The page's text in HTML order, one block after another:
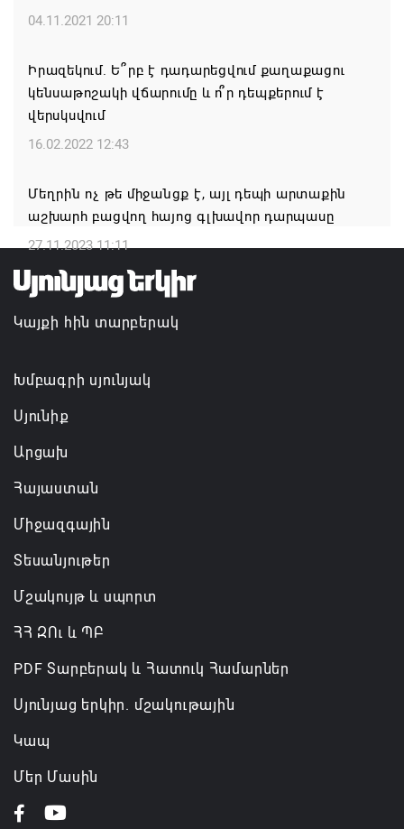
Լուկաշենկոն
ՀՀ ԱԱԾ սահմանապահ զորքերի
պատվիրակությունն այցելել է Լիտվայի
Հանրապետություն
Գարեգին Բ-ի և եպիսկոպոսների գործով
դատավորն ինքնաբացարկ է հայտնել
07.08.2026 16:55
Թուրքիան, Սաուդյան Արաբիան և Պակիստանը
04.11.2021 20:11
Իրազեկում. Ե՞րբ է դադարեցվում քաղաքացու
կենսաթոշակի վճարումը և ո՞ր դեպքերում է
վերսկսվում
16.02.2022 12:43
Մեղրին ոչ թե միջանցք է, այլ դեպի արտաքին
աշխարհ բացվող հայոց գլխավոր դարպասը
27.11.2023 11:11
Կայքի հին տարբերակ
Խմբագրի սյունյակ
Սյունիք
Արցախ
Հայաստան
Միջազգային
Տեսանյութեր
Մշակույթ և սպորտ
ՀՀ ԶՈւ և ՊԲ
PDF Տարբերակ և Հատուկ Համարներ
Սյունյաց երկիր. մշակութային
Կապ
Մեր Մասին